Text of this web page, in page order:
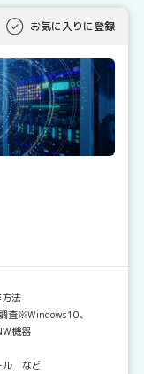
お気に入りに登録
法
査※Windows10、
機器
ル など